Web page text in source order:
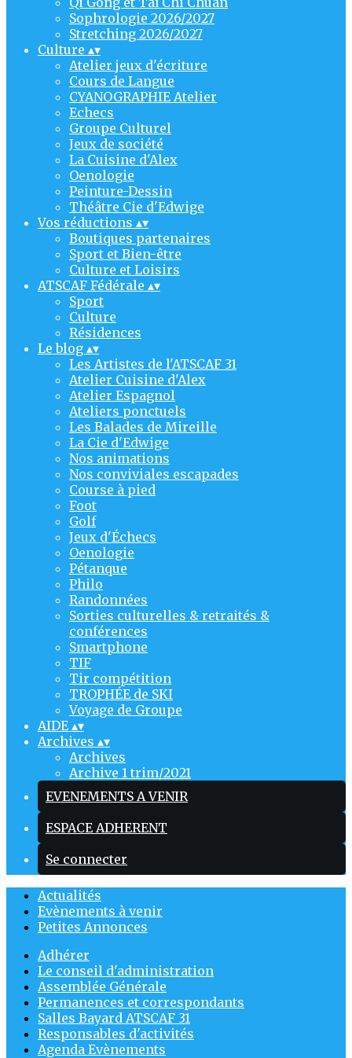
Sophrologie 2026/2027
Stretching 2026/2027
Culture ▴▾
Atelier jeux d'écriture
Cours de Langue
CYANOGRAPHIE Atelier
Echecs
Groupe Culturel
Jeux de société
La Cuisine d'Alex
Oenologie
Peinture-Dessin
Théâtre Cie d'Edwige
Vos réductions ▴▾
Boutiques partenaires
Sport et Bien-être
Culture et Loisirs
ATSCAF Fédérale ▴▾
Sport
Culture
Résidences
Le blog ▴▾
Les Artistes de l'ATSCAF 31
Atelier Cuisine d'Alex
Atelier Espagnol
Ateliers ponctuels
Les Balades de Mireille
La Cie d'Edwige
Nos animations
Nos conviviales escapades
Course à pied
Foot
Golf
Jeux d'Échecs
Oenologie
Pétanque
Philo
Randonnées
Sorties culturelles & retraités &
conférences
Smartphone
TIF
Tir compétition
TROPHÉE de SKI
Voyage de Groupe
AIDE ▴▾
Archives ▴▾
Archives
Archive 1 trim/2021
EVENEMENTS A VENIR
ESPACE ADHERENT
Se connecter
Actualités
Evènements à venir
Petites Annonces
Adhérer
Le conseil d'administration
Assemblée Générale
Permanences et correspondants
Salles Bayard ATSCAF 31
Responsables d'activités
Agenda Evènements